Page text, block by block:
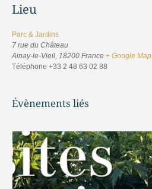
Lieu
Parc & Jardins
7 rue du Château
Ainay-le-Vieil 18200 France + Google Map
Téléphone +33 2 48 63 02 88
Évènements liés